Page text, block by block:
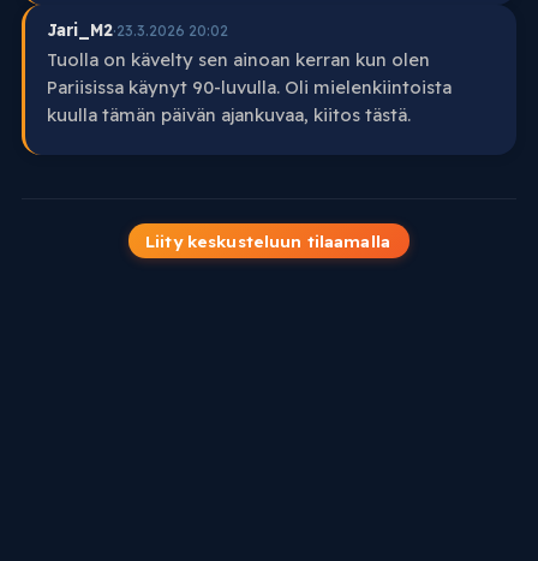
Jari_M2·23.3.2026 20:02
Tuolla on kävelty sen ainoan kerran kun olen
Pariisissa käynyt 90-luvulla. Oli mielenkiintoista
kuulla tämän päivän ajankuvaa, kiitos tästä.
Liity keskusteluun tilaamalla